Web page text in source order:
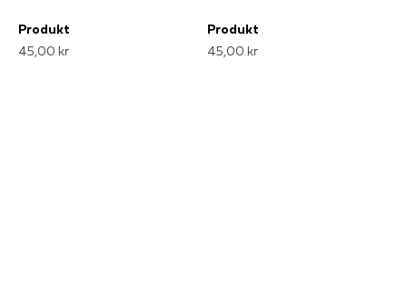
Produkt
45,00 kr
Produkt
45,00 kr